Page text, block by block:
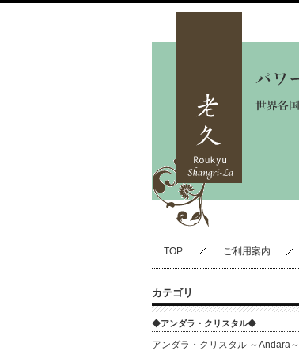
TOP ご利用案内
カテゴリ
◆アンダラ・クリスタル◆
アンダラ・クリスタル ～Andara～